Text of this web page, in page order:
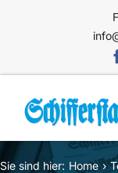
Home
Sie sind hier: Home